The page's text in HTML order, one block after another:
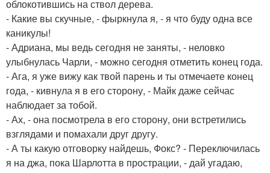
облокотившись на ствол дерева.
- Какие вы скучные, - фыркнула я, - я что буду одна все
каникулы!
- Адриана, мы ведь сегодня не заняты, - неловко
улыбнулась Чарли, - можно сегодня отметить конец года.
- Ага, я уже вижу как твой парень и ты отмечаете конец
года, - кивнула я в его сторону, - Майк даже сейчас
наблюдает за тобой.
- Ах, - она посмотрела в его сторону, они встретились
взглядами и помахали друг другу.
- А ты какую отговорку найдешь, Фокс? - Переключилась
я на джа, пока Шарлотта в прострации, - дай угадаю,